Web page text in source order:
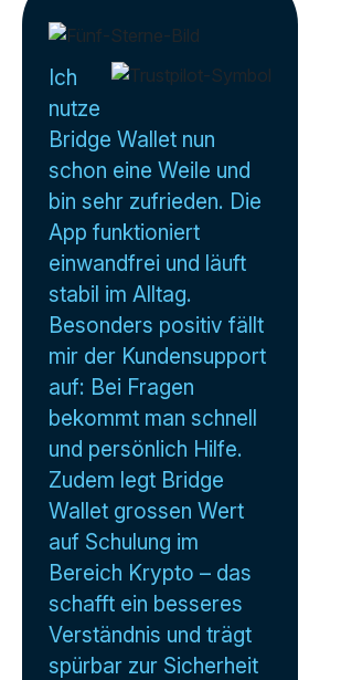
Ich
nutze
Bridge Wallet nun
schon eine Weile und
bin sehr zufrieden. Die
App funktioniert
einwandfrei und läuft
stabil im Alltag.
Besonders positiv fällt
mir der Kundensupport
auf: Bei Fragen
bekommt man schnell
und persönlich Hilfe.
Zudem legt Bridge
Wallet grossen Wert
auf Schulung im
Bereich Krypto – das
schafft ein besseres
Verständnis und trägt
spürbar zur Sicherheit